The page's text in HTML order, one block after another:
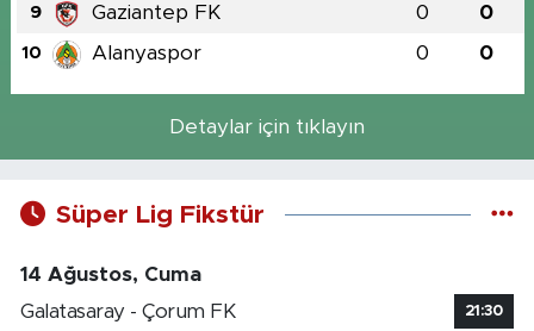
9 Gaziantep FK 0 0
10 Alanyaspor 0 0
Detaylar için tıklayın
Süper Lig Fikstür
14 Ağustos, Cuma
Galatasaray - Çorum FK
21:30